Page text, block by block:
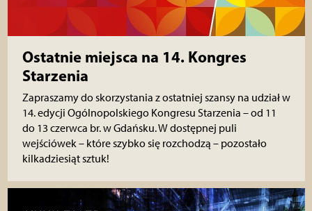
Ostatnie miejsca na 14. Kongres
Starzenia
Zapraszamy do skorzystania z ostatniej szansy na udział w
14. edycji Ogólnopolskiego Kongresu Starzenia – od 11
do 13 czerwca br. w Gdańsku. W dostępnej puli
wejściówek – które szybko się rozchodzą – pozostało
kilkadziesiąt sztuk!